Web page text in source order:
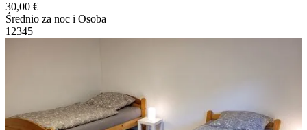
30,00 €
Średnio za noc i Osoba
1 2345